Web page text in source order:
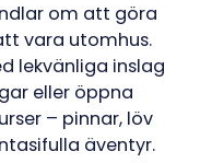
om att göra
vara utomhus.
lekvänliga inslag
eller öppna
– pinnar, löv
äventyr.